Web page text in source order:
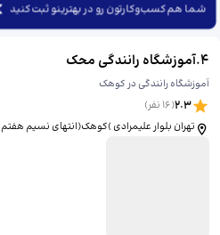
شما هم کسب‌وکارتون رو در بهترینو ثبت کنید
4
.آموزشگاه رانندگی محک
آموزشگاه رانندگی در کوهک
2.3
(
16 نفر)
تهران بلوار علیمرادی )کوهک(انتهای نسیم هفتم